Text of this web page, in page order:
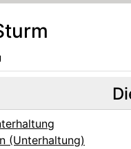
(Unterhaltung)